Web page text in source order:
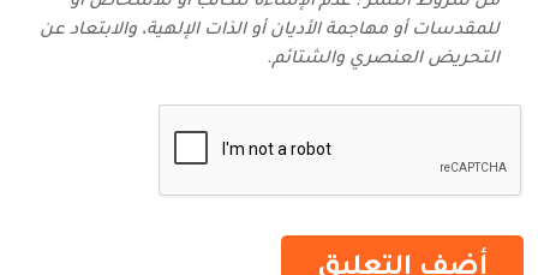
للمقدسات أو مهاجمة الأديان أو الذات الإلهية، والابتعاد عن
التحريض العنصري والشتائم‬.